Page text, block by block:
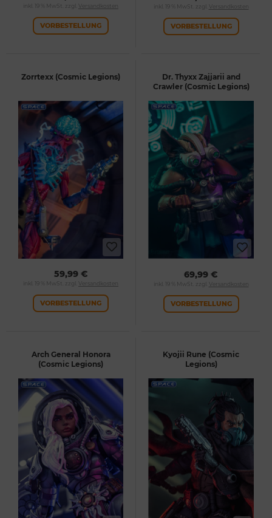
inkl. 19 % MwSt. zzgl. Versandkosten
VORBESTELLUNG
inkl. 19 % MwSt. zzgl. Versandkosten
VORBESTELLUNG
Zorrtexx (Cosmic Legions)
59,99 €
inkl. 19 % MwSt. zzgl. Versandkosten
VORBESTELLUNG
Dr. Thyxx Zajjarii and
Crawler (Cosmic Legions)
69,99 €
inkl. 19 % MwSt. zzgl. Versandkosten
VORBESTELLUNG
Arch General Honora
(Cosmic Legions)
Kyojii Rune (Cosmic
Legions)